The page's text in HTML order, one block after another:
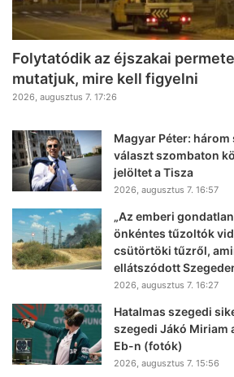
Folytatódik az éjszakai
mutatjuk, mire kell figyelni
2026, augusztus 7. 17:26
Magyar Péter:
választ szombaton
jelöltet a Tisza
2026, augusztus 7. 16:57
„Az emberi
önkéntes tűzoltók
csütörtöki tűzről,
ellátszódott
2026, augusztus 7. 16:27
Hatalmas szegedi
szegedi Jákó Miriam
Eb-n (fotók)
2026, augusztus 7. 15:56